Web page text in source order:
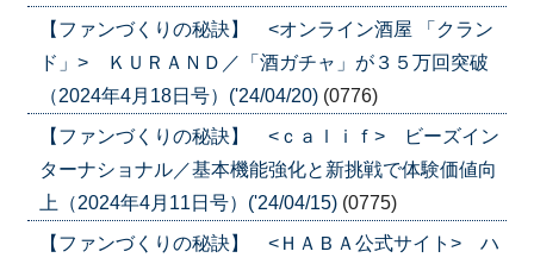
【ファンづくりの秘訣】 <オンライン酒屋 「クラン
ド」> ＫＵＲＡＮＤ／「酒ガチャ」が３５万回突破
（2024年4月18日号）('24/04/20) (0776)
【ファンづくりの秘訣】 <ｃａｌｉｆ> ビーズイン
ターナショナル／基本機能強化と新挑戦で体験価値向
上（2024年4月11日号）('24/04/15) (0775)
【ファンづくりの秘訣】 <ＨＡＢＡ公式サイト> ハ